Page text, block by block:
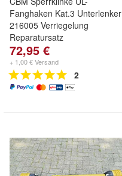
Fanghaken Kat.3 Unterlenker
216005 Verriegelung
Reparatursatz
72,95 €
+ 1,00 € Versand
2